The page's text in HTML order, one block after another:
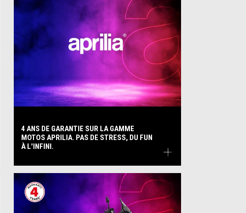
4 ANS DE GARANTIE SUR LA GAMME
MOTOS APRILIA. PAS DE STRESS, DU FUN
À L'INFINI.